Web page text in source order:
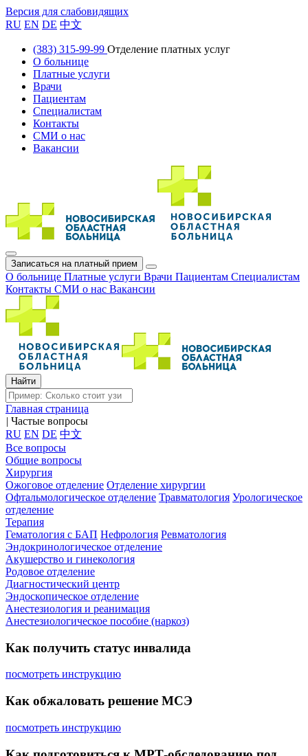
Версия для слабовидящих
RU EN DE 中文
(383) 315-99-99 Отделение платных услуг
О больнице
Платные услуги
Врачи
Пациентам
Специалистам
Контакты
СМИ о нас
Вакансии
Записаться на платный прием
О больнице Платные услуги Врачи Пациентам Специалистам
Контакты СМИ о нас Вакансии
Главная страница
| Частые вопросы
RU EN DE 中文
Все вопросы
Общие вопросы
Хирургия
Ожоговое отделение Отделение хирургии
Офтальмологическое отделение Травматология Урологическое
отделение
Терапия
Гематология с БАП Нефрология Ревматология
Эндокринологическое отделение
Акушерство и гинекология
Родовое отделение
Диагностический центр
Эндоскопическое отделение
Анестезиология и реанимация
Анестезиологическое пособие (наркоз)
Как получить статус инвалида
посмотреть инструкцию
Как обжаловать решение МСЭ
посмотреть инструкцию